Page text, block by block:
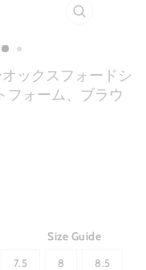
ックスフォードシ
フォーム、ブラウ
Size Guide
7.5 8 8.5